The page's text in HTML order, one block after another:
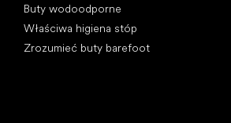
Buty wodoodporne
Właściwa higiena stóp
Zrozumieć buty barefoot